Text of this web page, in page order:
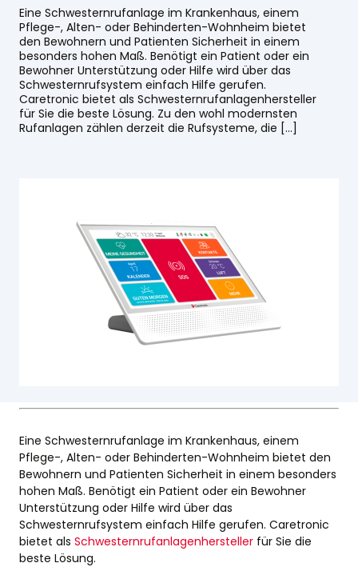
Eine Schwesternrufanlage im Krankenhaus, einem
Pflege-, Alten- oder Behinderten-Wohnheim bietet
den Bewohnern und Patienten Sicherheit in einem
besonders hohen Maß. Benötigt ein Patient oder ein
Bewohner Unterstützung oder Hilfe wird über das
Schwesternrufsystem einfach Hilfe gerufen.
Caretronic bietet als Schwesternrufanlagenhersteller
für Sie die beste Lösung. Zu den wohl modernsten
Rufanlagen zählen derzeit die Rufsysteme, die […]
Eine Schwesternrufanlage im Krankenhaus, einem
Pflege-, Alten- oder Behinderten-Wohnheim bietet den
Bewohnern und Patienten Sicherheit in einem besonders
hohen Maß. Benötigt ein Patient oder ein Bewohner
Unterstützung oder Hilfe wird über das
Schwesternrufsystem einfach Hilfe gerufen. Caretronic
bietet als Schwesternrufanlagenhersteller für Sie die
beste Lösung.